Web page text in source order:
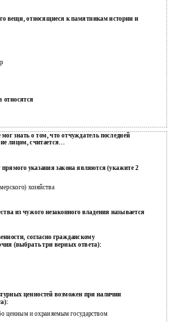
вещи, относящиеся к памятникам истории и
относятся
знать о том, что отчуждатель последней
лицом, считается…
указания закона являются (укажите 2
хозяйства
из чужого незаконного владения называется
согласно гражданскому
(выбрать три верных ответа):
ценностей возможен при наличии
ценным и охраняемым государством